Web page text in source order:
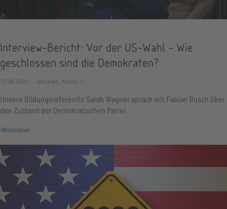
Interview-Bericht: Vor der US-Wahl - Wie
geschlossen sind die Demokraten?
27.08.2020 Aktuelles, Medien
Unsere Bildungsreferentin Sarah Wagner sprach mit Fabian Busch über
den Zustand der Demokratischen Partei.
Weiterlesen